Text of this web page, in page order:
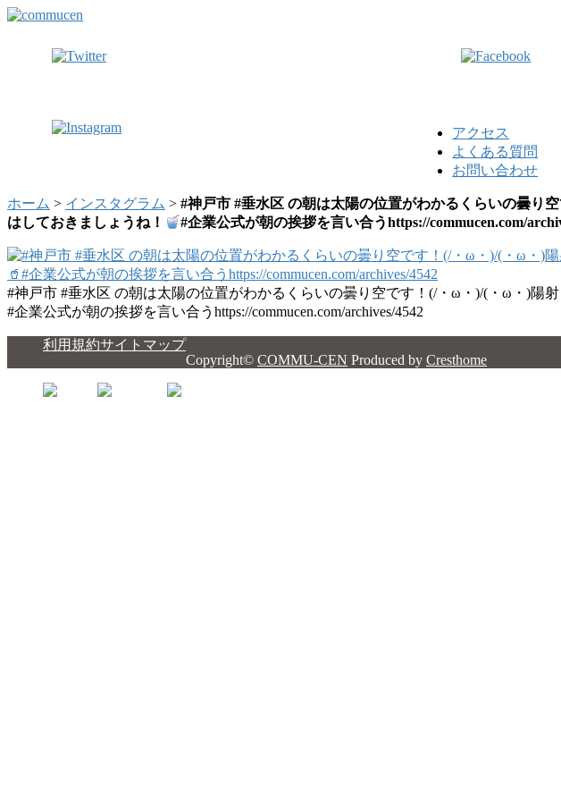
アクセス
よくある質問
お問い合わせ
ホーム > インスタグラム > #神戸市 #垂水区 の朝は太陽の位置がわかるくらいの曇り
はしておきましょうね！
#企業公式が朝の挨拶を言い合うhttps://commucen.com/
#神戸市 #垂水区 の朝は太陽の位置がわかるくらいの曇り空です！(/・ω・)/(・ω・)陽
#企業公式が朝の挨拶を言い合うhttps://commucen.com/archives/4542
利用規約サイトマップ
Copyright© COMMU-CEN Produced by Cresthome